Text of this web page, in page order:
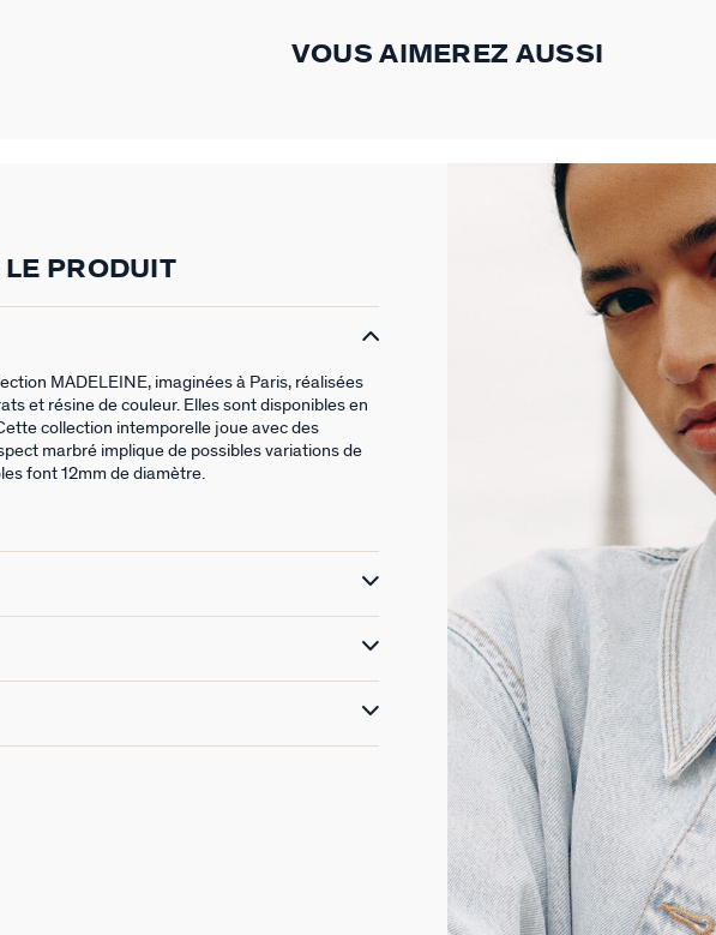
VOUS AIMEREZ AUSSI
LE PRODUIT
MADELEINE, imaginées à Paris, réalisées
et résine de couleur. Elles sont disponibles en
collection intemporelle joue avec des
marbré implique de possibles variations de
font 12mm de diamètre.